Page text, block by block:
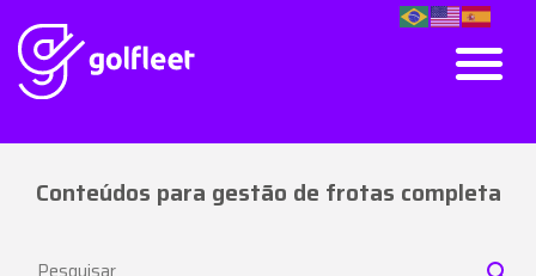
Conteúdos para gestão de frotas completa